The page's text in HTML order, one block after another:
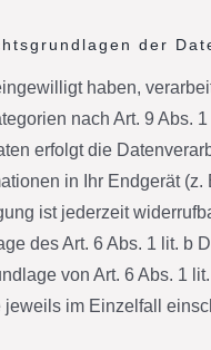
der
haben,
nach Art. 9
erfolgt die
in Ihr Endgerät
ist jederzeit
des Art. 6 Abs. 1 lit.
von Art. 6 Abs. 1
im Einzelfall